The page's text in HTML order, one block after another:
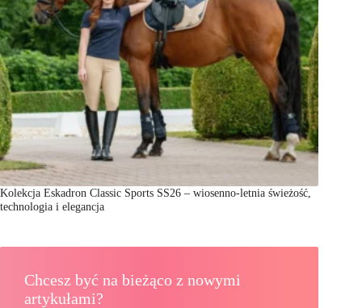
Kolekcja Eskadron Classic Sports SS26 – wiosenno-letnia świeżość,
technologia i elegancja
Chcesz być na bieżąco z nowymi
artykułami?